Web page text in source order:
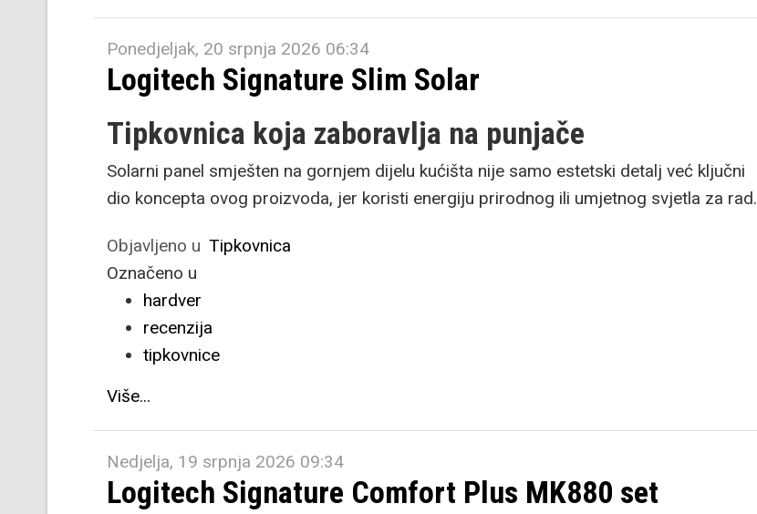
Ponedjeljak, 20 srpnja 2026 06:34
Logitech Signature Slim Solar
Tipkovnica koja zaboravlja na punjače
Solarni panel smješten na gornjem dijelu kućišta nije samo estetski detalj već ključni
dio koncepta ovog proizvoda, jer koristi energiju prirodnog ili umjetnog svjetla za rad.
Objavljeno u Tipkovnica
Označeno u
hardver
recenzija
tipkovnice
Više...
Nedjelja, 19 srpnja 2026 09:34
Logitech Signature Comfort Plus MK880 set